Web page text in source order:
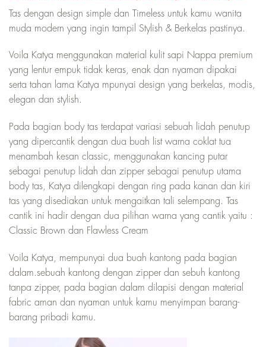
Tas dengan design simple dan Timeless untuk kamu wanita
muda modern yang ingin tampil Stylish & Berkelas pastinya.
Voila Katya menggunakan material kulit sapi Nappa premium
yang lentur empuk tidak keras, enak dan nyaman dipakai
serta tahan lama Katya mpunyai design yang berkelas, modis,
elegan dan stylish.
Pada bagian body tas terdapat variasi sebuah lidah penutup
yang dipercantik dengan dua buah list warna coklat tua
menambah kesan classic, menggunakan kancing putar
sebagai penutup lidah dan zipper sebagai penutup utama
body tas, Katya dilengkapi dengan ring pada kanan dan kiri
tas yang disediakan untuk mengaitkan tali selempang. Tas
cantik ini hadir dengan dua pilihan warna yang cantik yaitu :
Classic Brown dan Flawless Cream
Voila Katya, mempunyai dua buah kantong pada bagian
dalam.sebuah kantong dengan zipper dan sebuh kantong
tanpa zipper, pada bagian dalam dilapisi dengan material
fabric aman dan nyaman untuk kamu menyimpan barang-
barang pribadi kamu.